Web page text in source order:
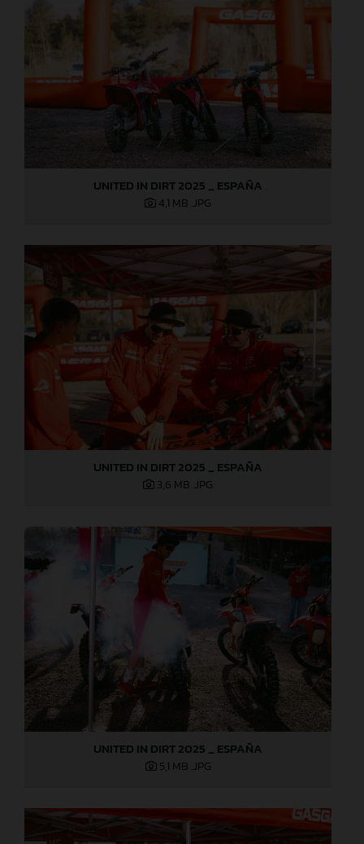
UNITED IN DIRT 2025 _ ESPAÑA
4,1 MB .JPG
UNITED IN DIRT 2025 _ ESPAÑA
3,6 MB .JPG
UNITED IN DIRT 2025 _ ESPAÑA
5,1 MB .JPG